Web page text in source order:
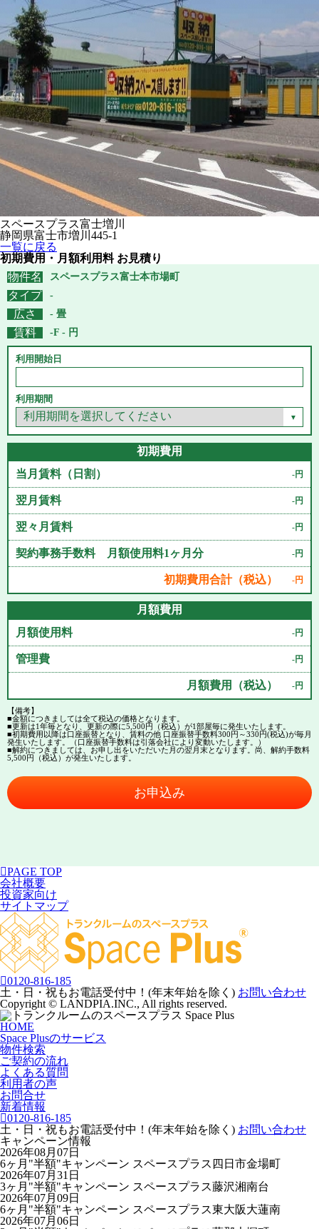
スペースプラス富士増川
静岡県富士市増川445-1
一覧に戻る
初期費用・月額利用料 お見積り
物件名
スペースプラス富士本市場町
タイプ -
広さ - 畳
賃料 -F - 円
利用開始日
利用期間
初期費用
当月賃料（日割）
-円
翌月賃料 -円
翌々月賃料 -円
契約事務手数料 月額使用料1ヶ月分 -円
初期費用合計（税込） -円
月額費用
月額使用料
-円
管理費 -円
月額費用（税込） -円
【備考】
■金額につきましては全て税込の価格となります。
■更新は1年毎となり、更新の際に5,500円（税込）が1部屋毎に発生いたします。
■初期費用以降は口座振替となり、賃料の他 口座振替手数料300円～330円(税込)が毎月
発生いたします。（口座振替手数料は引落会社により変動いたします。）
■解約につきましては、お申し出をいただいた月の翌月末となります。尚、解約手数料
5,500円（税込）が発生いたします。
お申込み
PAGE TOP
会社概要
投資家向け
サイトマップ
0120-816-185
土・日・祝もお電話受付中！(年末年始を除く) お問い合わせ
Copyright © LANDPIA.INC., All rights reserved.
HOME
Space Plusのサービス
物件検索
ご契約の流れ
よくある質問
利用者の声
お問合せ
新着情報
0120-816-185
土・日・祝もお電話受付中！(年末年始を除く) お問い合わせ
キャンペーン情報
2026年08月07日
6ヶ月"半額"キャンペーン スペースプラス四日市金場町
2026年07月31日
3ヶ月"半額"キャンペーン スペースプラス藤沢湘南台
2026年07月09日
6ヶ月"半額"キャンペーン スペースプラス東大阪大蓮南
2026年07月06日